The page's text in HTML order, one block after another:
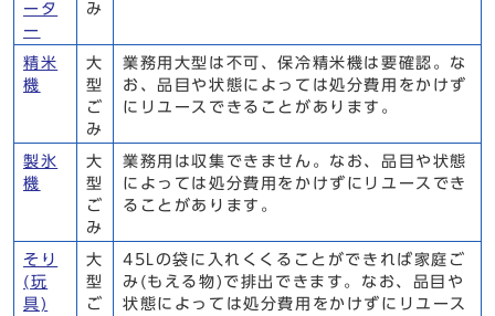
ータ
ー
み
精米
機
大
型
ご
み
業務用大型は不可、保冷精米機は要確認。な
お、品目や状態によっては処分費用をかけず
にリユースできることがあります。
製氷
機
大
型
ご
み
業務用は収集できません。なお、品目や状態
によっては処分費用をかけずにリユースでき
ることがあります。
そり
(玩
具)
大
型
ご
45Lの袋に入れくくることができれば家庭ご
み(もえる物)で排出できます。なお、品目や
状態によっては処分費用をかけずにリユース